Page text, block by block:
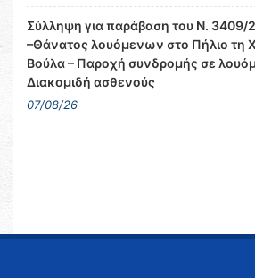
Σύλληψη για παράβαση του Ν. 3409/
–Θάνατος λουόμενων στο Πήλιο τη
Βούλα – Παροχή συνδρομής σε
Διακομιδή ασθενούς
07/08/26